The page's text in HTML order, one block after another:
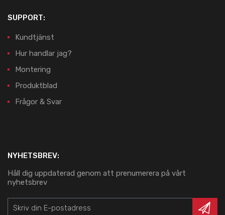
SUPPORT:
Kundtjänst
Hur handlar jag?
Montering
Produktblad
Frågor & Svar
NYHETSBREV:
Håll dig uppdaterad genom att prenumerera på vårt
nyhetsbrev